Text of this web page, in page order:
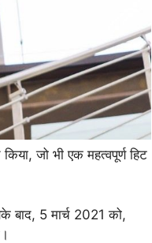
किया, जो भी एक महत्वपूर्ण हिट
बाद, 5 मार्च 2021 को,